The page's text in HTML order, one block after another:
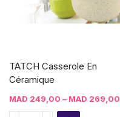
TATCH Casserole En
Céramique
MAD 249,00 – MAD 269,00